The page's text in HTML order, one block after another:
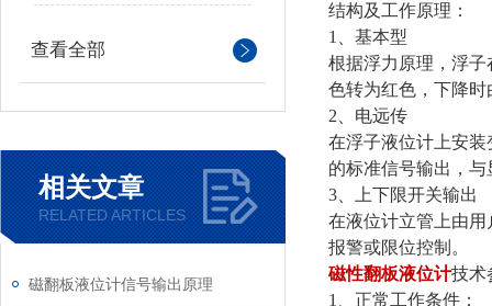
查看全部
相关文章
RELATED ARTICLES
磁翻板液位计信号输出原理
结构及工作原理：
1、基本型
根据浮力原理，浮
色转为红色，下降
2、电远传
在浮子液位计上安
的标准信号输出，
3、上下限开关输出
在液位计立管上由
报警或限位控制。
磁性翻板液位计技术
1、正常工作条件：